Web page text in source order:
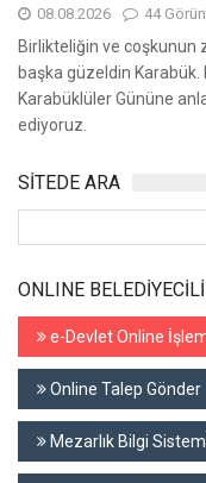
08.08.2026 44
Birlikteliğin ve coşkunun
başka güzeldin
Karabüklüler Gününe
ediyoruz.
SİTEDE ARA
ONLINE
e-Devlet Online
Online Talep Gönder
Mezarlık Bilgi